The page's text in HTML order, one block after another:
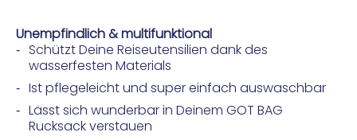
Unempfindlich & multifunktional
Schützt Deine Reiseutensilien dank des
wasserfesten Materials
Ist pflegeleicht und super einfach auswaschbar
Lässt sich wunderbar in Deinem GOT BAG
Rucksack verstauen